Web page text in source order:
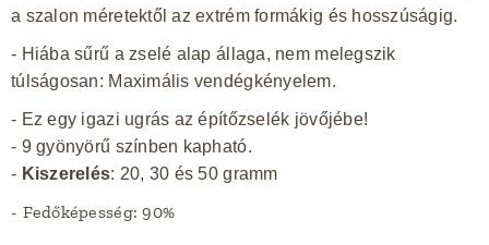
a szalon méretektől az extrém formákig és hosszúságig.
- Hiába sűrű a zselé alap állaga, nem melegszik
túlságosan: Maximális vendégkényelem.
- Ez egy igazi ugrás az építőzselék jövőjébe!
- 9 gyönyörű színben kapható.
- Kiszerelés: 20, 30 és 50 gramm
- Fedőképesség: 90%